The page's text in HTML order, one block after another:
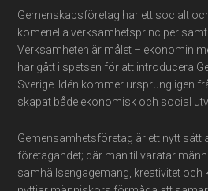
Gemenskapsföretag har ett socialt
komeriella verksamhetsprinciper
Verksamheten är målet – ekonomin
har gått i spetsen för att introducera
Sverige. Idén kommer ursprungligen
skapat både ekonomisk och social
Gemensamhetsföretag är ett nytt sätt
företagandet; där man tillvaratar
samhällsengagemang, kreativitet och